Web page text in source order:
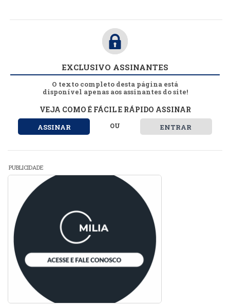
EXCLUSIVO ASSINANTES
O texto completo desta página está
disponível apenas aos assinantes do site!
VEJA COMO É FÁCIL E RÁPIDO ASSINAR
ASSINAR OU ENTRAR
PUBLICIDADE